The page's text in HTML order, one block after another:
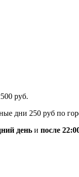
руб.
дни 250 руб по
день и после